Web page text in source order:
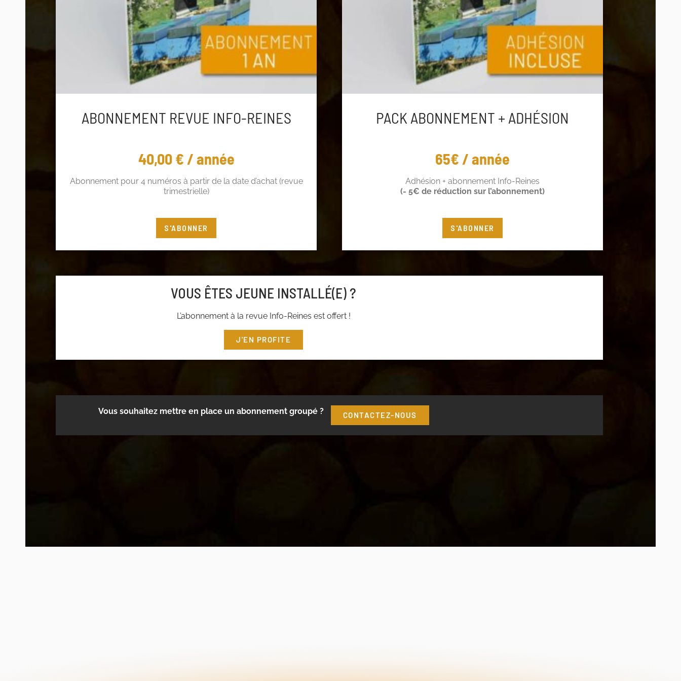
ABONNEMENT REVUE INFO-REINES
40,00€ / année
Abonnement pour 4 numéros à partir de la date d’achat (revue
trimestrielle)
Vous êtes adhérent ? Profitez de 5€ de réduction !
à votre compte adhérent ou cliquez
S'ABONNER
PACK ABONNEMENT + ADHÉSION
65€ / année
Adhésion + abonnement Info-Reines
(- 5€ de réduction sur l’abonnement)
S'ABONNER
VOUS ÊTES JEUNE INSTALLÉ(E) ?
L’abonnement à la revue Info-Reines est offert !
J'EN PROFITE
Vous souhaitez mettre en place un abonnement groupé ? CONTACTEZ-NOUS